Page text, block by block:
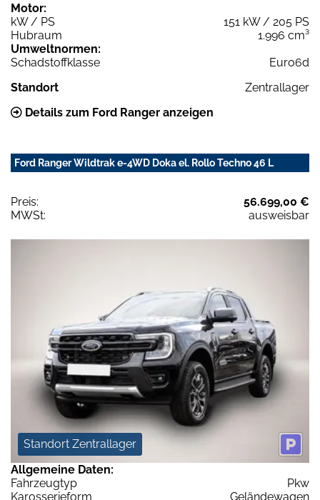
Motor:
kW / PS
151 kW / 205 PS
Hubraum
1.996 cm³
Umweltnormen:
Schadstoffklasse
Euro6d
Standort
Zentrallager
Details zum Ford Ranger anzeigen
Ford Ranger Wildtrak e-4WD Doka el. Rollo Techno 46 L
Preis:
56.699,00 €
MWSt:
ausweisbar
Standort Zentrallager
Allgemeine Daten:
Fahrzeugtyp
Pkw
Karosserieform
Geländewagen